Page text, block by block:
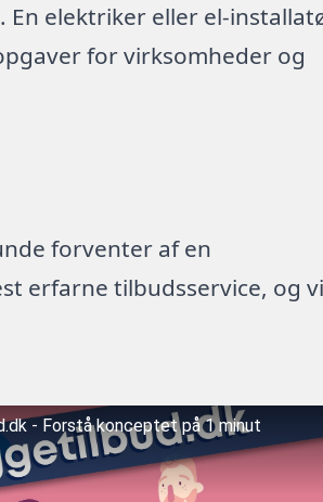
elektriker eller el-
for virksomheder og
forventer af en
erfarne tilbudsservice, og
- Forstå konceptet på 1 minut